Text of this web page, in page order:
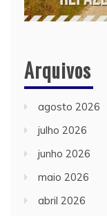
Arquivos
agosto 2026
julho 2026
junho 2026
maio 2026
abril 2026